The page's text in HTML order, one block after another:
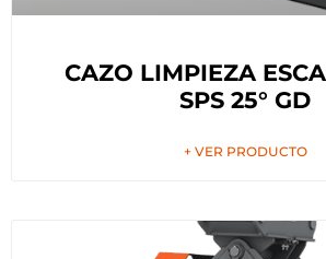
CAZO LIMPIEZA
SPS 25° GD
+ VER PRODUCTO